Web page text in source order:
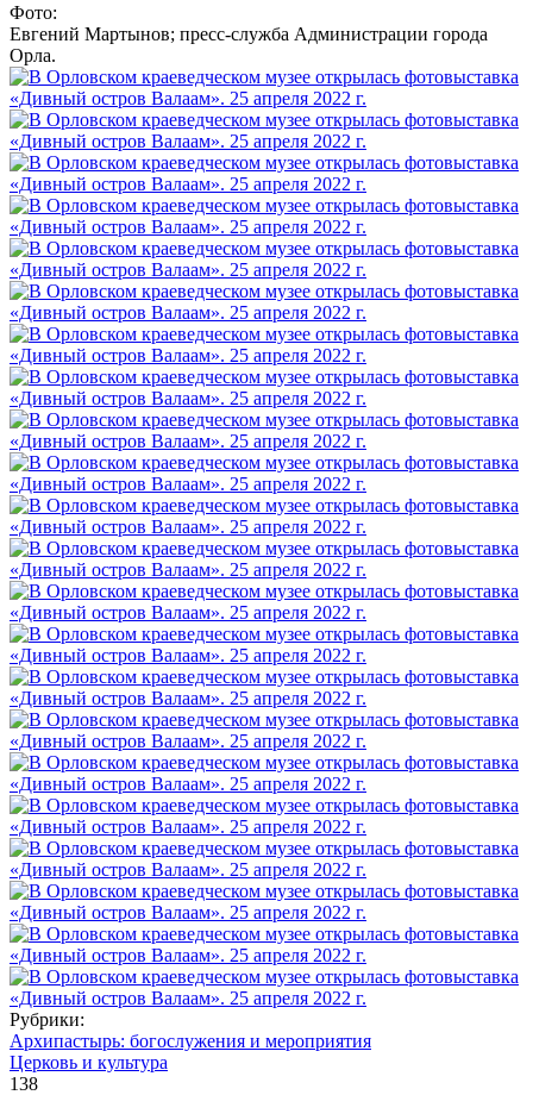
Фото:
Евгений Мартынов; пресс-служба Администрации города
Орла.
Рубрики:
Архипастырь: богослужения и мероприятия
Церковь и культура
138